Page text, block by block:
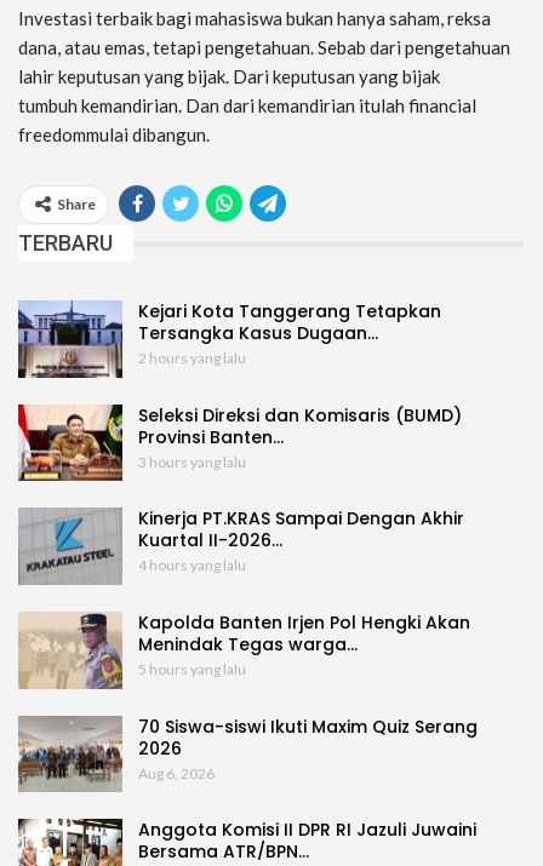
Investasi terbaik bagi mahasiswa bukan hanya saham, reksa
dana, atau emas, tetapi pengetahuan. Sebab dari pengetahuan
lahir keputusan yang bijak. Dari keputusan yang bijak
tumbuh kemandirian. Dan dari kemandirian itulah financial
freedommulai dibangun.
Share
TERBARU
Kejari Kota Tanggerang Tetapkan
Tersangka Kasus Dugaan…
2 hours yang lalu
Seleksi Direksi dan Komisaris (BUMD)
Provinsi Banten…
3 hours yang lalu
Kinerja PT.KRAS Sampai Dengan Akhir
Kuartal II-2026…
4 hours yang lalu
Kapolda Banten Irjen Pol Hengki Akan
Menindak Tegas warga…
5 hours yang lalu
70 Siswa-siswi Ikuti Maxim Quiz Serang
2026
Aug 6, 2026
Anggota Komisi II DPR RI Jazuli Juwaini
Bersama ATR/BPN…